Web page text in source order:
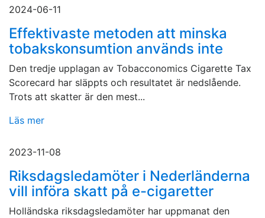
2024-06-11
Effektivaste metoden att minska
tobakskonsumtion används inte
Den tredje upplagan av Tobacconomics Cigarette Tax
Scorecard har släppts och resultatet är nedslående.
Trots att skatter är den mest...
Läs mer
2023-11-08
Riksdagsledamöter i Nederländerna
vill införa skatt på e-cigaretter
Holländska riksdagsledamöter har uppmanat den